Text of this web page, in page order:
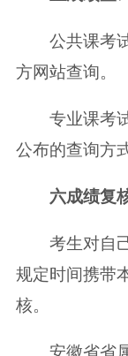
公共课考
方网站查询。
专业课考
公布的查询方
六成绩复
考生对自
规定时间携带
核。
安徽省省